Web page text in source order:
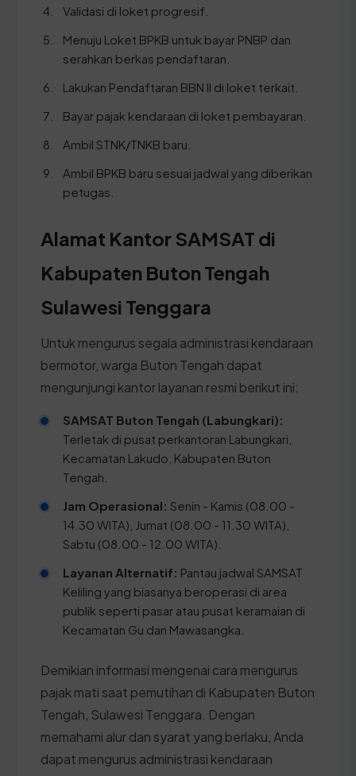
Validasi di loket progresif.
Menuju Loket BPKB untuk bayar PNBP dan
serahkan berkas pendaftaran.
Lakukan Pendaftaran BBN II di loket terkait.
Bayar pajak kendaraan di loket pembayaran.
Ambil STNK/TNKB baru.
Ambil BPKB baru sesuai jadwal yang diberikan
petugas.
Alamat Kantor SAMSAT di
Kabupaten Buton Tengah
Sulawesi Tenggara
Untuk mengurus segala administrasi kendaraan
bermotor, warga Buton Tengah dapat
mengunjungi kantor layanan resmi berikut ini:
SAMSAT Buton Tengah (Labungkari):
Terletak di pusat perkantoran Labungkari,
Kecamatan Lakudo, Kabupaten Buton
Tengah.
Jam Operasional: Senin - Kamis (08.00 -
14.30 WITA), Jumat (08.00 - 11.30 WITA),
Sabtu (08.00 - 12.00 WITA).
Layanan Alternatif: Pantau jadwal SAMSAT
Keliling yang biasanya beroperasi di area
publik seperti pasar atau pusat keramaian di
Kecamatan Gu dan Mawasangka.
Demikian informasi mengenai cara mengurus
pajak mati saat pemutihan di Kabupaten Buton
Tengah, Sulawesi Tenggara. Dengan
memahami alur dan syarat yang berlaku, Anda
dapat mengurus administrasi kendaraan